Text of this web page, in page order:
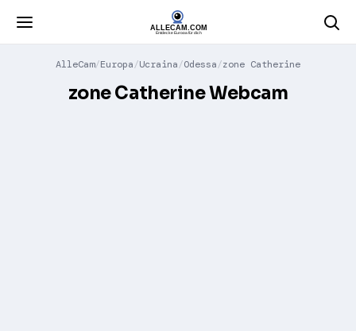
AlleCam Europa Ucraina Odessa zone Catherine
zone Catherine Webcam